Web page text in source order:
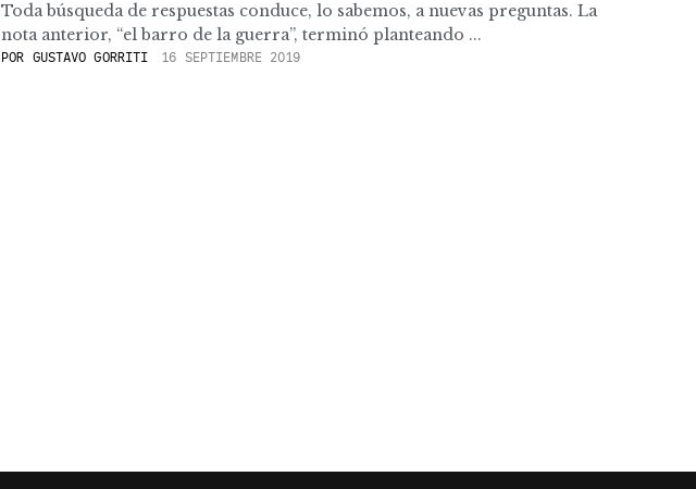
Toda búsqueda de respuestas conduce, lo sabemos, a nuevas preguntas. La
nota anterior, “el barro de la guerra”, terminó planteando ...
POR GUSTAVO GORRITI 16 SEPTIEMBRE 2019